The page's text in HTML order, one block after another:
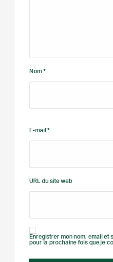
Nom *
E-mail *
URL du site web
Enregistrer mon nom, email et
pour la prochaine fois que je